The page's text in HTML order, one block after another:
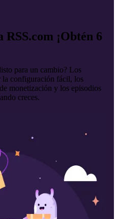
¡Obtén 6
para un cambio? Los
la configuración fácil, los
monetización y los episodios
creces.